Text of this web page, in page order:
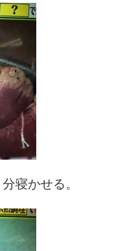
寝かせる。